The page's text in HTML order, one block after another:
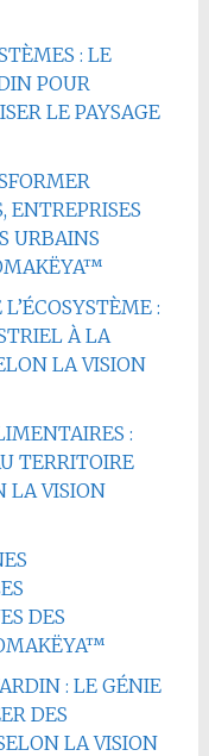
: LE
POUR
LE PAYSAGE
ENTREPRISES
URBAINS
:
À LA
LA VISION
:
TERRITOIRE
LA VISION
DES
: LE GÉNIE
DES
LA VISION